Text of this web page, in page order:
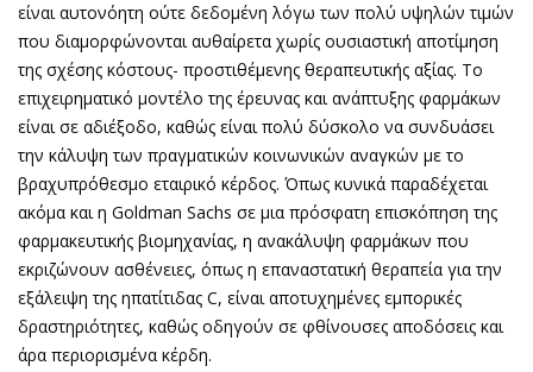
είναι αυτονόητη ούτε δεδομένη λόγω των πολύ υψηλών τιμών
που διαμορφώνονται αυθαίρετα χωρίς ουσιαστική αποτίμηση
της σχέσης κόστους- προστιθέμενης θεραπευτικής αξίας. Το
επιχειρηματικό μοντέλο της έρευνας και ανάπτυξης φαρμάκων
είναι σε αδιέξοδο, καθώς είναι πολύ δύσκολο να συνδυάσει
την κάλυψη των πραγματικών κοινωνικών αναγκών με το
βραχυπρόθεσμο εταιρικό κέρδος. Όπως κυνικά παραδέχεται
ακόμα και η Goldman Sachs σε μια πρόσφατη επισκόπηση της
φαρμακευτικής βιομηχανίας, η ανακάλυψη φαρμάκων που
εκριζώνουν ασθένειες, όπως η επαναστατική θεραπεία για την
εξάλειψη της ηπατίτιδας C, είναι αποτυχημένες εμπορικές
δραστηριότητες, καθώς οδηγούν σε φθίνουσες αποδόσεις και
άρα περιορισμένα κέρδη.